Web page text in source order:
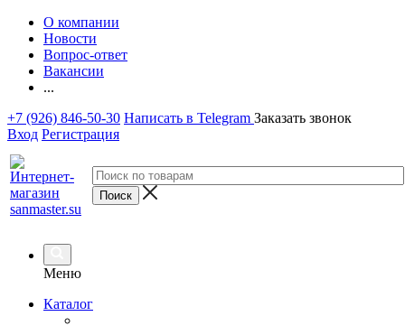
О компании
Новости
Вопрос-ответ
Вакансии
...
+7 (926) 846-50-30 Написать в Telegram Заказать звонок
Вход Регистрация
Меню
Каталог